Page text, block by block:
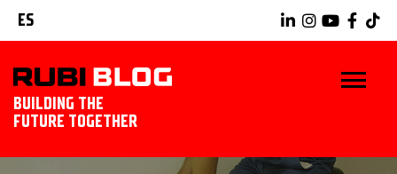
ES
BUILDING THE
FUTURE TOGETHER